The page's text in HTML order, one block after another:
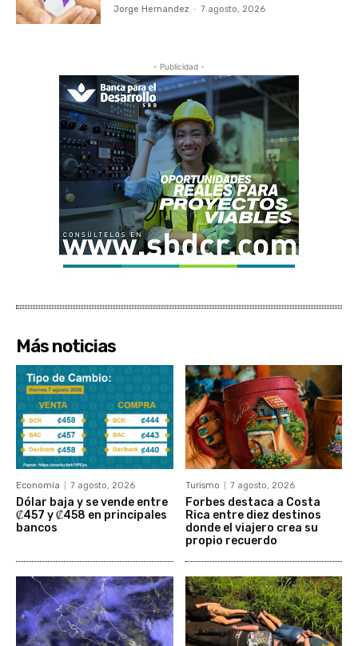
Jorge Hernandez - 7 agosto, 2026
- Publicidad -
Más noticias
Economía 7 agosto, 2026
Dólar baja y se vende entre
₡457 y ₡458 en principales
bancos
Turismo 7 agosto, 2026
Forbes destaca a Costa
Rica entre diez destinos
donde el viajero crea su
propio recuerdo